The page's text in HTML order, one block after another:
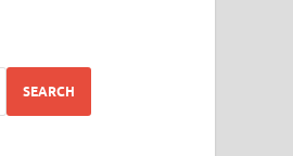
SEARCH